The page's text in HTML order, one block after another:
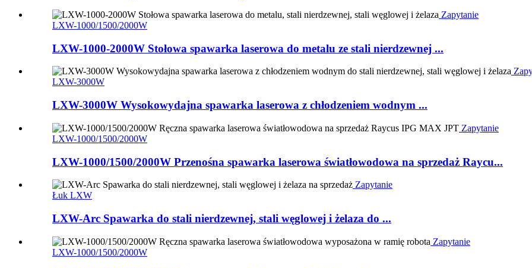
Zapytanie
LXW-1000/1500/2000W
LXW-1000-2000W Stołowa spawarka laserowa do metalu ze stali nierdzewnej ...
LXW-3000W
LXW-3000W Wysokowydajna spawarka laserowa z chłodzeniem wodnym ...
Zapytanie
LXW-1000/1500/2000W
LXW-1000/1500/2000W Przenośna spawarka laserowa światłowodowa na sprzedaż Raycu...
Zapytanie
Łuk LXW
LXW-Arc Spawarka do stali nierdzewnej, stali węglowej i żelaza do ...
Zapytanie
LXW-1000/1500/2000W